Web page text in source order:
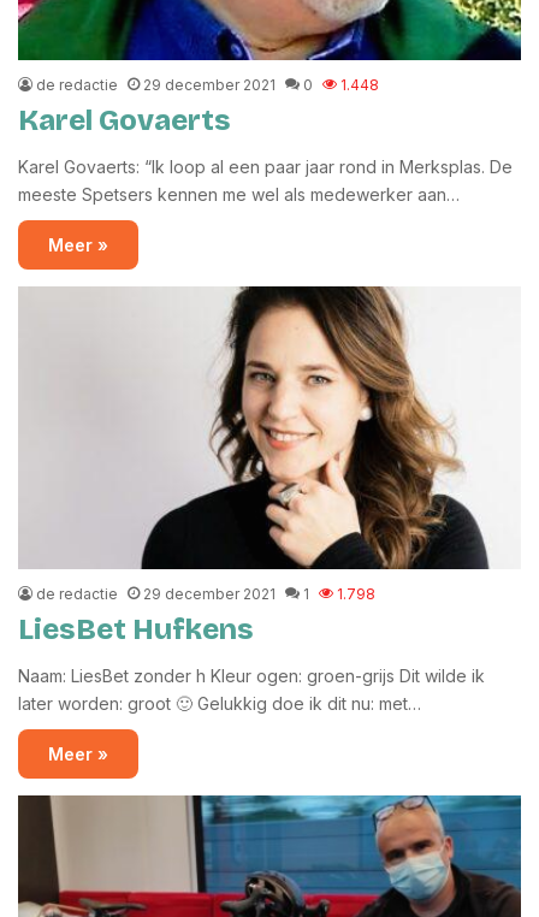
de redactie 29 december 2021 0 1.448
Karel Govaerts
Karel Govaerts: “Ik loop al een paar jaar rond in Merksplas. De
meeste Spetsers kennen me wel als medewerker aan…
Meer »
de redactie 29 december 2021 1 1.798
LiesBet Hufkens
Naam: LiesBet zonder h Kleur ogen: groen-grijs Dit wilde ik
later worden: groot 🙂 Gelukkig doe ik dit nu: met…
Meer »